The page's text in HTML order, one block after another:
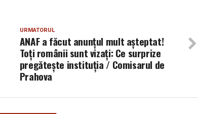
URMATORUL
ANAF a făcut anunțul mult așteptat!
Toți românii sunt vizați: Ce surprize
pregătește instituția / Comisarul de
Prahova